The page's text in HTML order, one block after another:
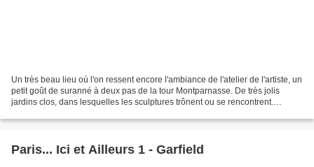
Un très beau lieu où l'on ressent encore l'ambiance de l'atelier de l'artiste, un
petit goût de suranné à deux pas de la tour Montparnasse. De très jolis
jardins clos, dans lesquelles les sculptures trônent ou se rencontrent.
Paris... Ici et Ailleurs 1 - Garfield